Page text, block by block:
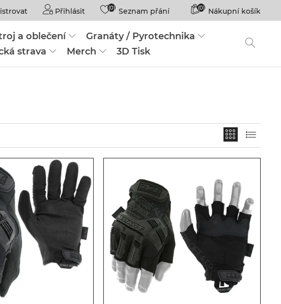
Přihlásit (0) Seznam přání (0) Nákupní košík
a oblečení
Granáty / Pyrotechnika
strava Merch 3D Tisk